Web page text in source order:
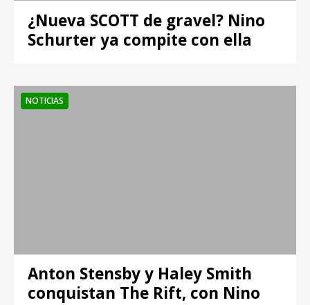
¿Nueva SCOTT de gravel? Nino
Schurter ya compite con ella
NOTICIAS
Anton Stensby y Haley Smith
conquistan The Rift, con Nino